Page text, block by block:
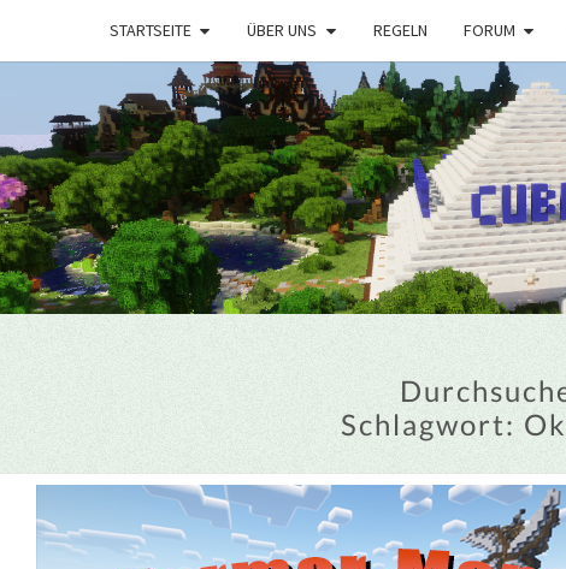
STARTSEITE ÜBER UNS REGELN FORUM
Schlagwort: